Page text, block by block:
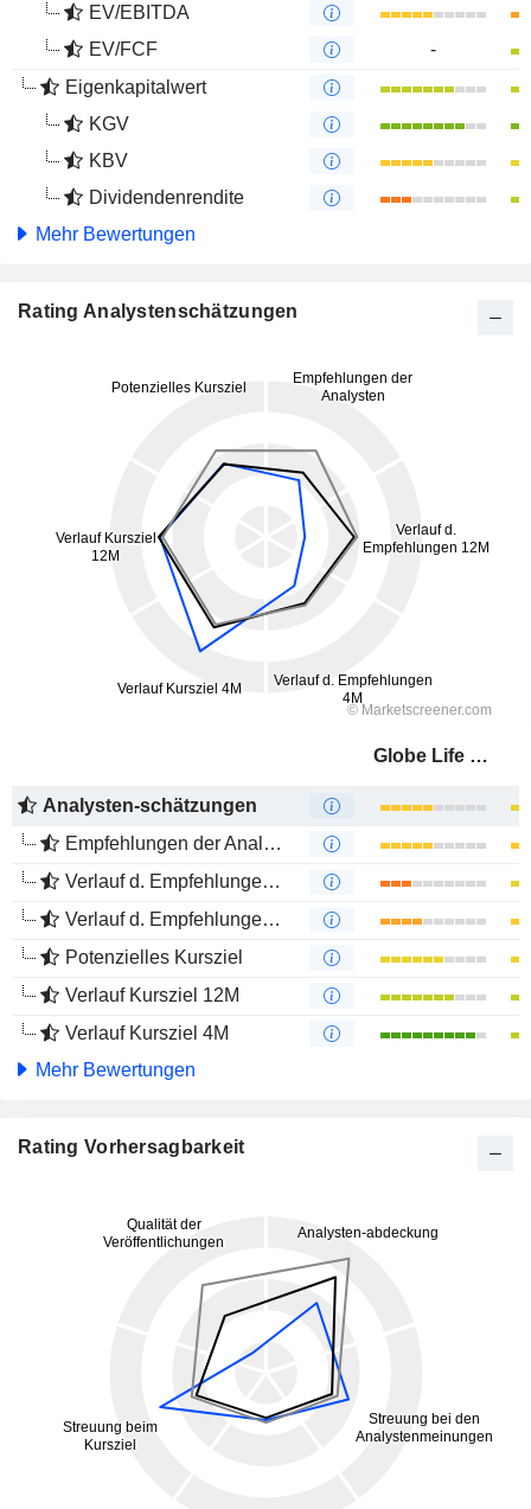
EV/EBITDA
EV/FCF
-
Eigenkapitalwert
KGV
KBV
Dividendenrendite
Mehr Bewertungen
Rating Analystenschätzungen
Globe Life Inc.
Analysten-schätzungen
Empfehlungen der Analysten
Verlauf d. Empfehlungen 12M
Verlauf d. Empfehlungen 4M
Potenzielles Kursziel
Verlauf Kursziel 12M
Verlauf Kursziel 4M
Mehr Bewertungen
Rating Vorhersagbarkeit